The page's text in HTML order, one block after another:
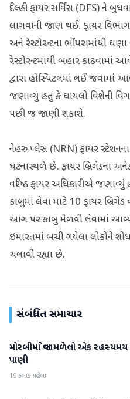
દિલ્હી ફાયર સર્વિસ (DFS) ને
લાગવાની જાણ થઈ. ફાયર
અને રેસ્ટોરન્ટના ભોંયરામાંથી ઘણા
રેસ્ટોરન્ટમાંથી બહાર કાઢવામાં
દ્વારા હોસ્પિટલમાં લઈ જવામાં
જણાવ્યું હતું કે ઘાયલો વિશેની
પછી જ જાણી શકાશે.
નેહરુ પ્લેસ (NRN) ફાયર
ઘટનાસ્થળે છે. ફાયર બ્રિગેડના
વરિષ્ઠ ફાયર અધિકારીએ
કાબુમાં લેવા માટે 10 ફાયર
આગ પર કાબુ મેળવી લેવામાં
ઇમારતમાં બચી ગયેલા લોકોને
ચલાવી રહ્યા છે.
સંબંધિત સમાચાર
રાષ્ટ્રીય
મોરબીમાં જોવા મળેલો એક
પાણી
19 કલાક પહેલા